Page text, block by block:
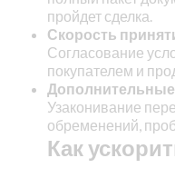
пройдет сделка.
Скорость
Согласование
покупателем и
Узаконивание
обременений,
Как